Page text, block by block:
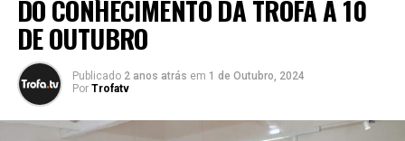
DO CONHECIMENTO DA TROFA A 10
DE OUTUBRO
Publicado 2 anos atrás em 1 de Outubro, 2024
Por Trofatv